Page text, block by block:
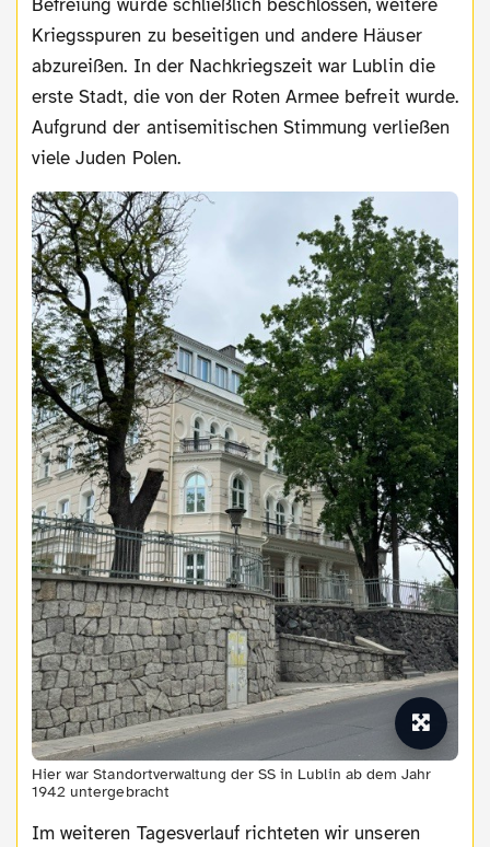
Befreiung wurde schließlich beschlossen, weitere
Kriegsspuren zu beseitigen und andere Häuser
abzureißen. In der Nachkriegszeit war Lublin die
erste Stadt, die von der Roten Armee befreit wurde.
Aufgrund der antisemitischen Stimmung verließen
viele Juden Polen.
Hier war Standortverwaltung der SS in Lublin ab dem Jahr
1942 untergebracht
Im weiteren Tagesverlauf richteten wir unseren